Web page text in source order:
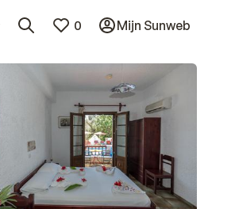
0 Mijn Sunweb